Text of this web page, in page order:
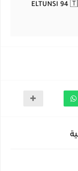
— ELTUNSI